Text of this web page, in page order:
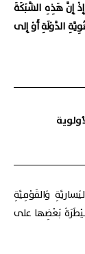
إِنَّ هَذِهِ الشَّبَكَةَ
الدَّوْلَةِ أَوْ إِلى
وَالقَوْمِيَّةِ
بَعْضِها على